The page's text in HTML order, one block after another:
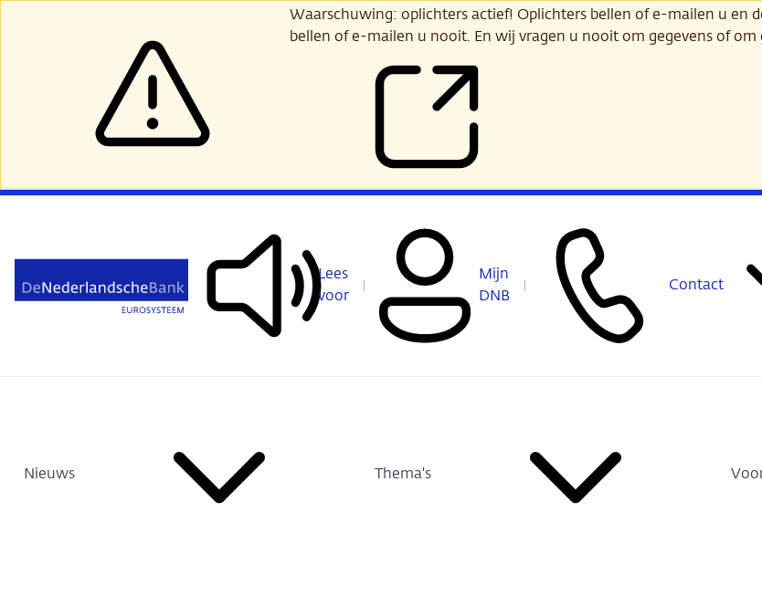
Waarschuwing: oplichters actief! Oplichters bellen of e-mailen u en
bellen of e-mailen u nooit. En wij vragen u nooit om gegevens of om
Lees
voor
Mijn
DNB
Contact
Nieuws Thema's